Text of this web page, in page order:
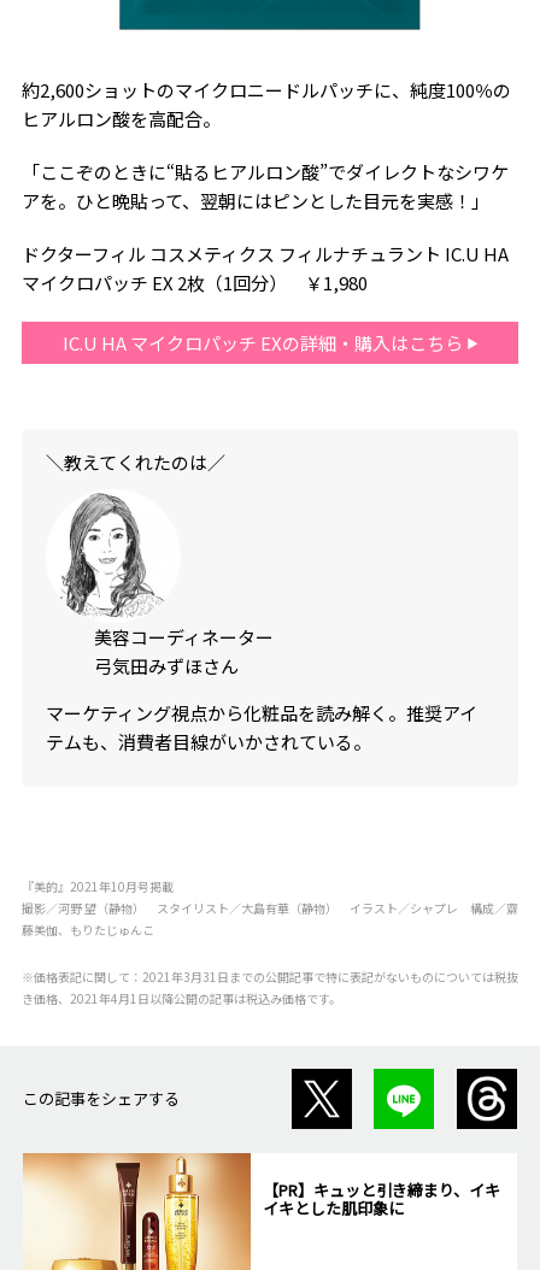
約2,600ショットのマイクロニードルパッチに、純度100％の
ヒアルロン酸を高配合。
「ここぞのときに“貼るヒアルロン酸”でダイレクトなシワケ
アを。ひと晩貼って、翌朝にはピンとした目元を実感！」
ドクターフィル コスメティクス フィルナチュラント IC.U HA
マイクロパッチ EX 2枚（1回分） ￥1,980
IC.U HA マイクロパッチ EXの詳細・購入はこちら
＼教えてくれたのは／
美容コーディネーター
弓気田みずほさん
マーケティング視点から化粧品を読み解く。推奨アイ
テムも、消費者目線がいかされている。
『美的』2021年10月号掲載
撮影／河野 望（静物） スタイリスト／大島有華（静物） イラスト／シャプレ 構成／齋
藤美伽、もりたじゅんこ
※価格表記に関して：2021年3月31日までの公開記事で特に表記がないものについては税抜
き価格、2021年4月1日以降公開の記事は税込み価格です。
この記事をシェアする
【PR】キュッと引き締まり、イキ
イキとした肌印象に